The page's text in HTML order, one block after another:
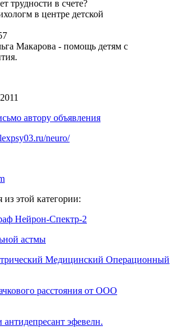
трудности в счете?
в центре детской
Макарова - помощь детям с
автору объявления
neuro/
этой категории:
Нейрон-Спектр-2
астмы
Медицинский Операционный
расстояния от ООО
эфевелн.